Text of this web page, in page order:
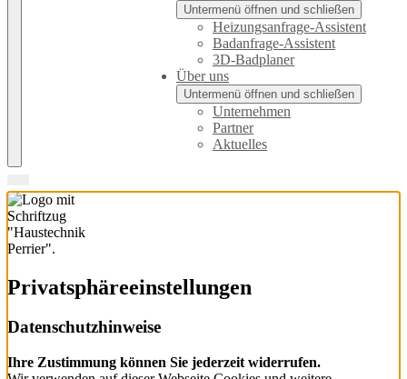
Untermenü öffnen und schließen
Heizungsanfrage-Assistent
Badanfrage-Assistent
3D-Badplaner
Über uns
Untermenü öffnen und schließen
Unternehmen
Partner
Aktuelles
Privatsphäre­einstellungen
Datenschutzhinweise
Ihre Zustimmung können Sie jederzeit widerrufen.